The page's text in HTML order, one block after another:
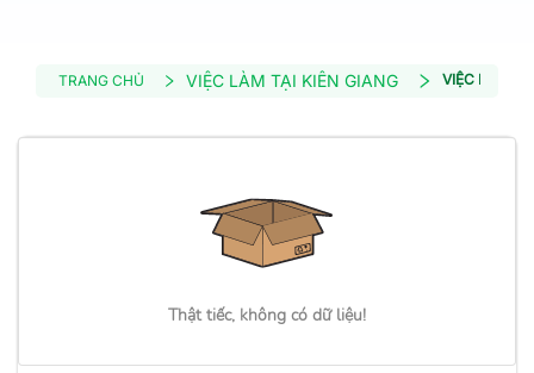
TRANG CHỦ VIỆC LÀM TẠI KIÊN GIANG VIỆC LÀM
Thật tiếc, không có dữ liệu!